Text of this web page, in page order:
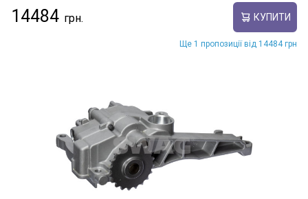
14484 КУПИТИ
Ще 1 пропозиції від 14484 грн